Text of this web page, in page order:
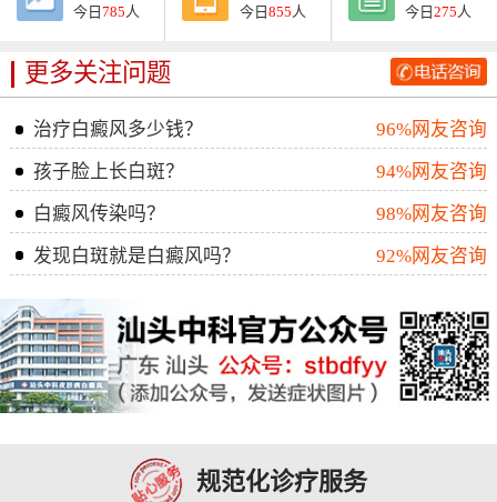
今日785 人 今日855 人 今日275 人
更多关注问题
治疗白癜风多少钱？
96%网友咨询
孩子脸上长白斑？
94%网友咨询
白癜风传染吗？
98%网友咨询
发现白斑就是白癜风吗？
92%网友咨询
规范化诊疗服务